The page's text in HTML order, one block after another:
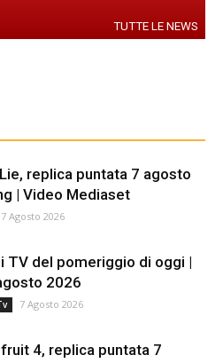
TUTTE LE NEWS
replica puntata 7 agosto
| Video Mediaset
7 Agosto 2026
TV del pomeriggio di oggi |
2026
7 Agosto 2026
4, replica puntata 7